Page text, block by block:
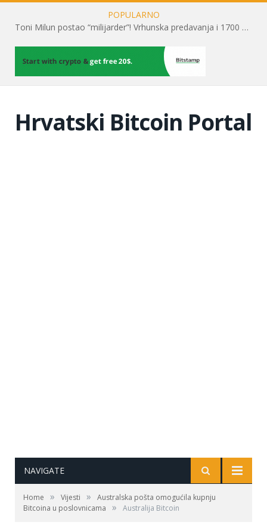
POPULARNO
Toni Milun postao “milijarder”! Vrhunska predavanja i 1700 posjetitelja obilježili su mjesec financijske pismenosti
Hrvatski Bitcoin Portal
NAVIGATE
Home » Vijesti »
Australska pošta omogućila kupnju
Bitcoina u poslovnicama
» Australija Bitcoin